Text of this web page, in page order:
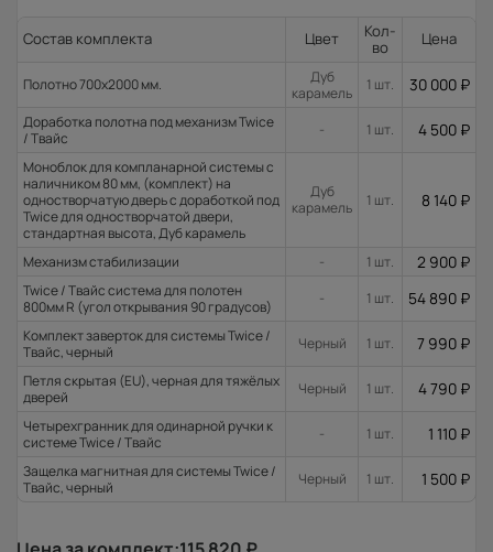
Состав комплекта Цвет
Кол-
во
Цена
Полотно 700x2000 мм.
Дуб
карамель
1 шт. 30 000 ₽
Доработка полотна под механизм Twice
/ Твайс
- 1 шт. 4 500 ₽
Моноблок для компланарной системы с
наличником 80 мм, (комплект) на
одностворчатую дверь с доработкой под
Twice для одностворчатой двери,
стандартная высота, Дуб карамель
Дуб
карамель
1 шт. 8 140 ₽
Механизм стабилизации - 1 шт. 2 900 ₽
Twice / Твайс система для полотен
800мм R (угол открывания 90 градусов)
- 1 шт. 54 890 ₽
Комплект заверток для системы Twice /
Твайс, черный
Черный 1 шт. 7 990 ₽
Петля скрытая (EU), черная для тяжёлых
дверей
Черный 1 шт. 4 790 ₽
Четырехгранник для одинарной ручки к
системе Twice / Твайс
- 1 шт. 1 110 ₽
Защелка магнитная для системы Twice /
Твайс, черный
Черный 1 шт. 1 500 ₽